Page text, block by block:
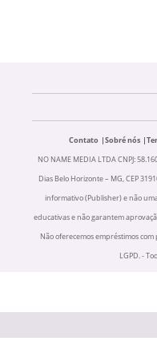
Contato Sobré nós
NO NAME MEDIA LTDA CNPJ:
Dias Belo Horizonte – MG, CEP
informativo (Publisher) e não
educativas e não garantem
Não oferecemos empréstimos
LGPD. -